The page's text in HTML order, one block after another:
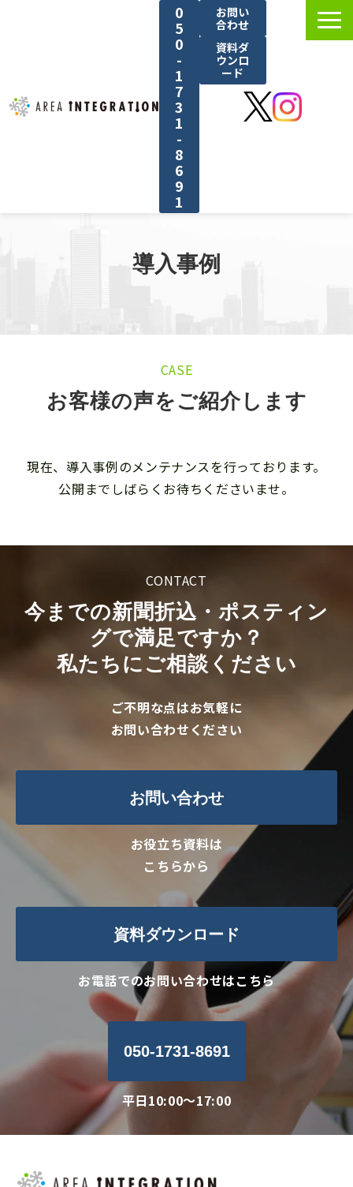
0
5
0
-
1
7
3
1
-
8
6
9
1
お問い
合わせ
資料ダ
ウンロ
ード
サービス紹介
よくあるご質問
導入事例
CASE
お客様の声をご紹介します
現在、導入事例のメンテナンスを行っております。
公開までしばらくお待ちくださいませ。
CONTACT
今までの新聞折込・ポスティン
グで満足ですか？
私たちにご相談ください
ご不明な点はお気軽に
お問い合わせください
お問い合わせ
お役立ち資料は
こちらから
資料ダウンロード
お電話でのお問い合わせはこちら
050-1731-8691
平日10:00～17:00